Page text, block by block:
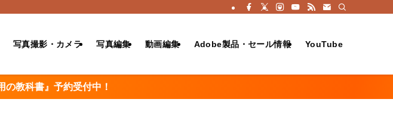
写真撮影・カメラ 写真編集 動画編集 Adobe製品・セール情報 YouTube
の教科書』予約受付中！